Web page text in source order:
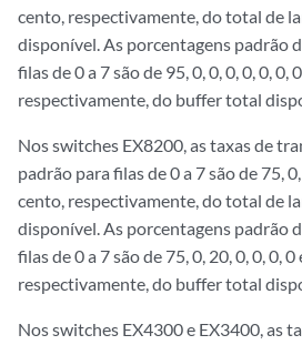
cento, respectivamente, do total de
disponível. As porcentagens padrão
filas de 0 a 7 são de 95, 0, 0, 0, 0, 0, 0,
respectivamente, do buffer total
Nos switches EX8200, as taxas de
padrão para filas de 0 a 7 são de 75,
cento, respectivamente, do total de
disponível. As porcentagens padrão
filas de 0 a 7 são de 75, 0, 20, 0, 0, 0,
respectivamente, do buffer total
Nos switches EX4300 e EX3400, as